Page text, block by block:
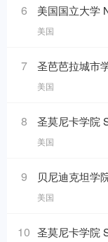
6 美国国立大学
美国
7 圣芭芭拉城市
美国
8 圣莫尼卡学院
美国
9 贝尼迪克坦学
美国
10 圣莫尼卡学院